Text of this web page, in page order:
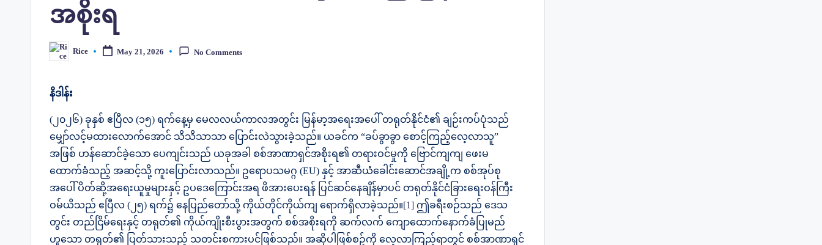
အစိုးရ
Posted
by
Rice May 21, 2026 No Comments
နိဒါန်း
(၂၀၂၆) ခုနှစ် ဧပြီလ (၁၅) ရက်နေ့မှ မေလလယ်ကာလအတွင်း မြန်မာ့အရေးအပေါ် တရုတ်နိုင်ငံ၏ ချဉ်းကပ်ပုံသည်
မျှော်လင့်မထားလောက်အောင် သိသိသာသာ ပြောင်းလဲသွားခဲ့သည်။ ယခင်က “ခပ်ခွာခွာ စောင့်ကြည့်လေ့လာသူ”
အဖြစ် ဟန်ဆောင်ခဲ့သော ပေကျင်းသည် ယခုအခါ စစ်အာဏာရှင်အစိုးရ၏ တရားဝင်မှုကို ဗြောင်ကျကျ ဖေးမ
ထောက်ခံသည့် အဆင့်သို့ ကူးပြောင်းလာသည်။ ဥရောပသမဂ္ဂ (EU) နှင့် အာဆီယံခေါင်းဆောင်အချို့က စစ်အုပ်စု
အပေါ် ပိတ်ဆို့အရေးယူမှုများနှင့် ဥပဒေကြောင်းအရ ဖိအားပေးရန် ပြင်ဆင်နေချိန်မှာပင် တရုတ်နိုင်ငံခြားရေးဝန်ကြီး
ဝမ်ယိသည် ဧပြီလ (၂၅) ရက်၌ နေပြည်တော်သို့ ကိုယ်တိုင်ကိုယ်ကျ ရောက်ရှိလာခဲ့သည်။[1] ဤခရီးစဉ်သည် ဒေသ
တွင်း တည်ငြိမ်ရေးနှင့် တရုတ်၏ ကိုယ်ကျိုးစီးပွားအတွက် စစ်အစိုးရကို ဆက်လက် ကျောထောက်နောက်ခံပြုမည်
ဟူသော တရုတ်၏ ပြတ်သားသည့် သတင်းစကားပင်ဖြစ်သည်။ အဆိုပါဖြစ်စဥ်ကို လေ့လာကြည့်ရာတွင် စစ်အာဏာရှင်